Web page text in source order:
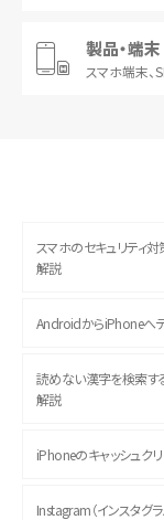
製品・端末
スマホ端末、
スマホのセキュリティ
解説
AndroidからiPhoneへ
読めない漢字を検索す
解説
iPhoneのキャッシュク
Instagram（インスタグ